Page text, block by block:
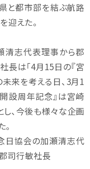
と都市部を結ぶ航路
迎えた。
清志代表理事から郡
長は「4月15日の『宮
来を考える日、3月1
設周年記念』は宮崎
、今後も様々な企画
日協会の加瀬清志代
司行敏社長